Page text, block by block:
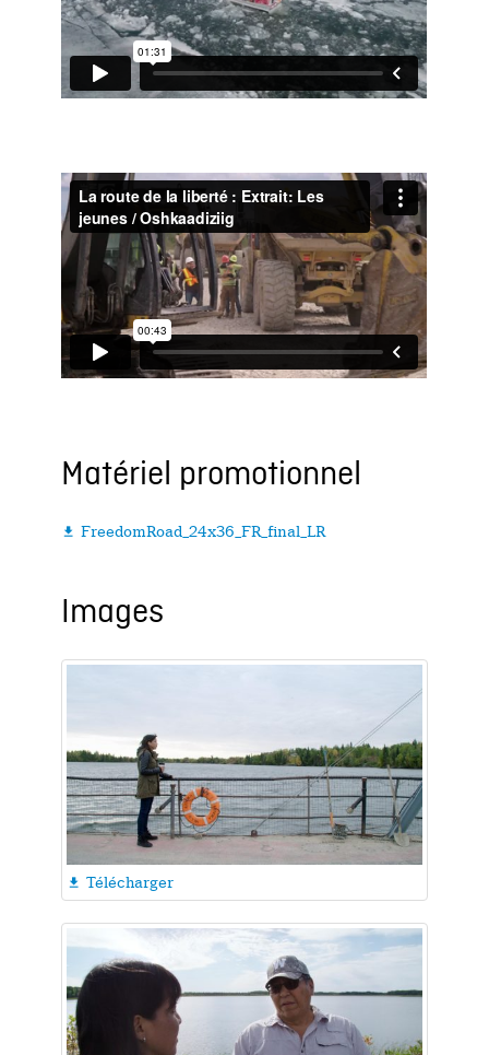
Matériel promotionnel
 FreedomRoad_24x36_FR_final_LR
Images
 Télécharger